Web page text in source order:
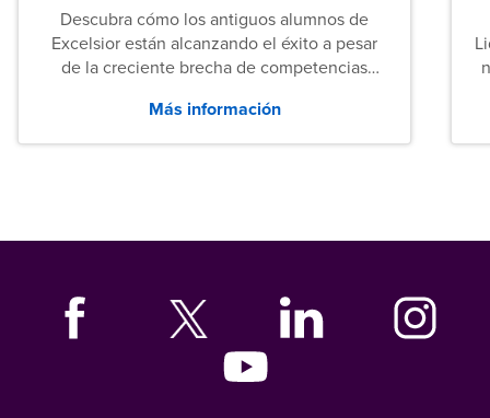
Descubra cómo los antiguos alumnos de
Excelsior están alcanzando el éxito a pesar
de la creciente brecha de competencias
tanto las empresas como los recién
graduados en todo Estados Unidos.
Más información